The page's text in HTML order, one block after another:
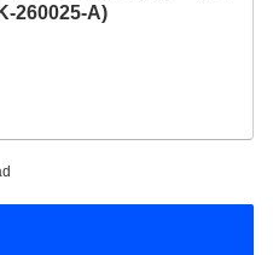
260025-A)